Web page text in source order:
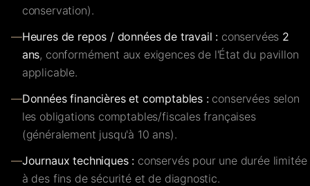
conservation).
—Heures de repos / données de travail : conservées 2
ans, conformément aux exigences de l'État du pavillon
applicable.
—Données financières et comptables :conservées selon
les obligations comptables/fiscales françaises
(généralement jusqu'à 10 ans).
—Journaux techniques : conservés pour une durée limitée
à des fins de sécurité et de diagnostic.